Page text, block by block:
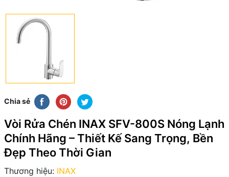
Chia sẻ
Vòi Rửa Chén INAX SFV-800S Nóng Lạnh
Chính Hãng – Thiết Kế Sang Trọng, Bền
Đẹp Theo Thời Gian
Thương hiệu: INAX